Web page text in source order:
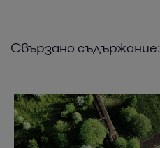
Свързано съдържание: